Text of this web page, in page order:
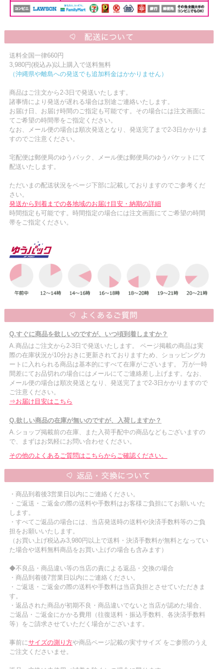
送料全国一律660円
3,980円(税込み)以上購入で送料無料
（沖縄県や離島への発送でも追加料金はかかりません）
商品はご注文から2-3日で発送いたします。
諸事情により発送が遅れる場合は別途ご連絡いたします。
お届け日、お届け時間のご指定も可能です。その場合には注文画面に
てご希望の時間帯をご指定ください。
なお、メール便の場合は順次発送となり、発送完了まで2-3日かかりま
すのでご注意ください。
宅配便は郵便局のゆうパック、メール便は郵便局のゆうパケットにて
配送いたします。
ただいまの配送状況をページ下部に記載しておりますのでご参考くだ
さい。
発送から到着までの各地域のお届け目安・納期の詳細
時間指定も可能です。時間指定の場合には注文画面にてご希望の時間
帯をご指定ください。
Q.すぐに商品を欲しいのですが、いつ頃到着しますか？
A.商品はご注文から2-3日で発送いたします。 ページ掲載の商品は実
際の在庫状況が10分おきに更新されておりますため、ショッピングカ
ートに入れられる商品は基本的にすべて在庫がございます。 万が一時
間差にてお品切れの場合にはメールにてご連絡差し上げます。なお、
メール便の場合は順次発送となり、発送完了まで2-3日かかりますので
ご注意ください。
⇒お届け目安はこちら
Q.欲しい商品の在庫が無いのですが、入荷しますか？
A.ショップ掲載前の在庫、また入荷手配中の商品などもございますの
で、まずはお気軽にお問い合わせください。
その他のよくあるご質問はこちらからご確認ください。
・商品到着後3営業日以内にご連絡ください。
・ご返送・ご返金の際の送料や手数料はお客様ご負担にてお願いいた
します。
・すべてご返品の場合には、当店発送時の送料や決済手数料等のご負
担をお願いいたします。
（お買い上げ税込み3,980円以上で送料・決済手数料が無料となってい
た場合や送料無料商品をお買い上げの場合も含みます）
◆不良品・商品違い等の当店の責による返品・交換の場合
・商品到着後7営業日以内にご連絡ください。
・ご返送・ご返金の際の送料や手数料は当店負担とさせていただきま
す。
・返品された商品が初期不良・商品違いでないと当店が認めた場合、
ご返品・ご返金にかかる費用（往復送料・振込手数料、各決済手数料
等）をご請求させていただく場合がございます。
事前にサイズの測り方や商品ページ記載の実寸サイズ をご参照のうえ
ご注文くださいませ。